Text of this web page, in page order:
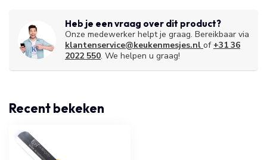
Heb je een vraag over dit product?
Onze medewerker helpt je graag. Bereikbaar via
klantenservice@keukenmesjes.nl of +31 36
2022 550. We helpen u graag!
Recent bekeken